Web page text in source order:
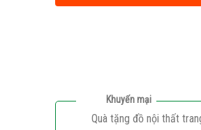
Khuyến mại
Quà tặng đồ nội thất